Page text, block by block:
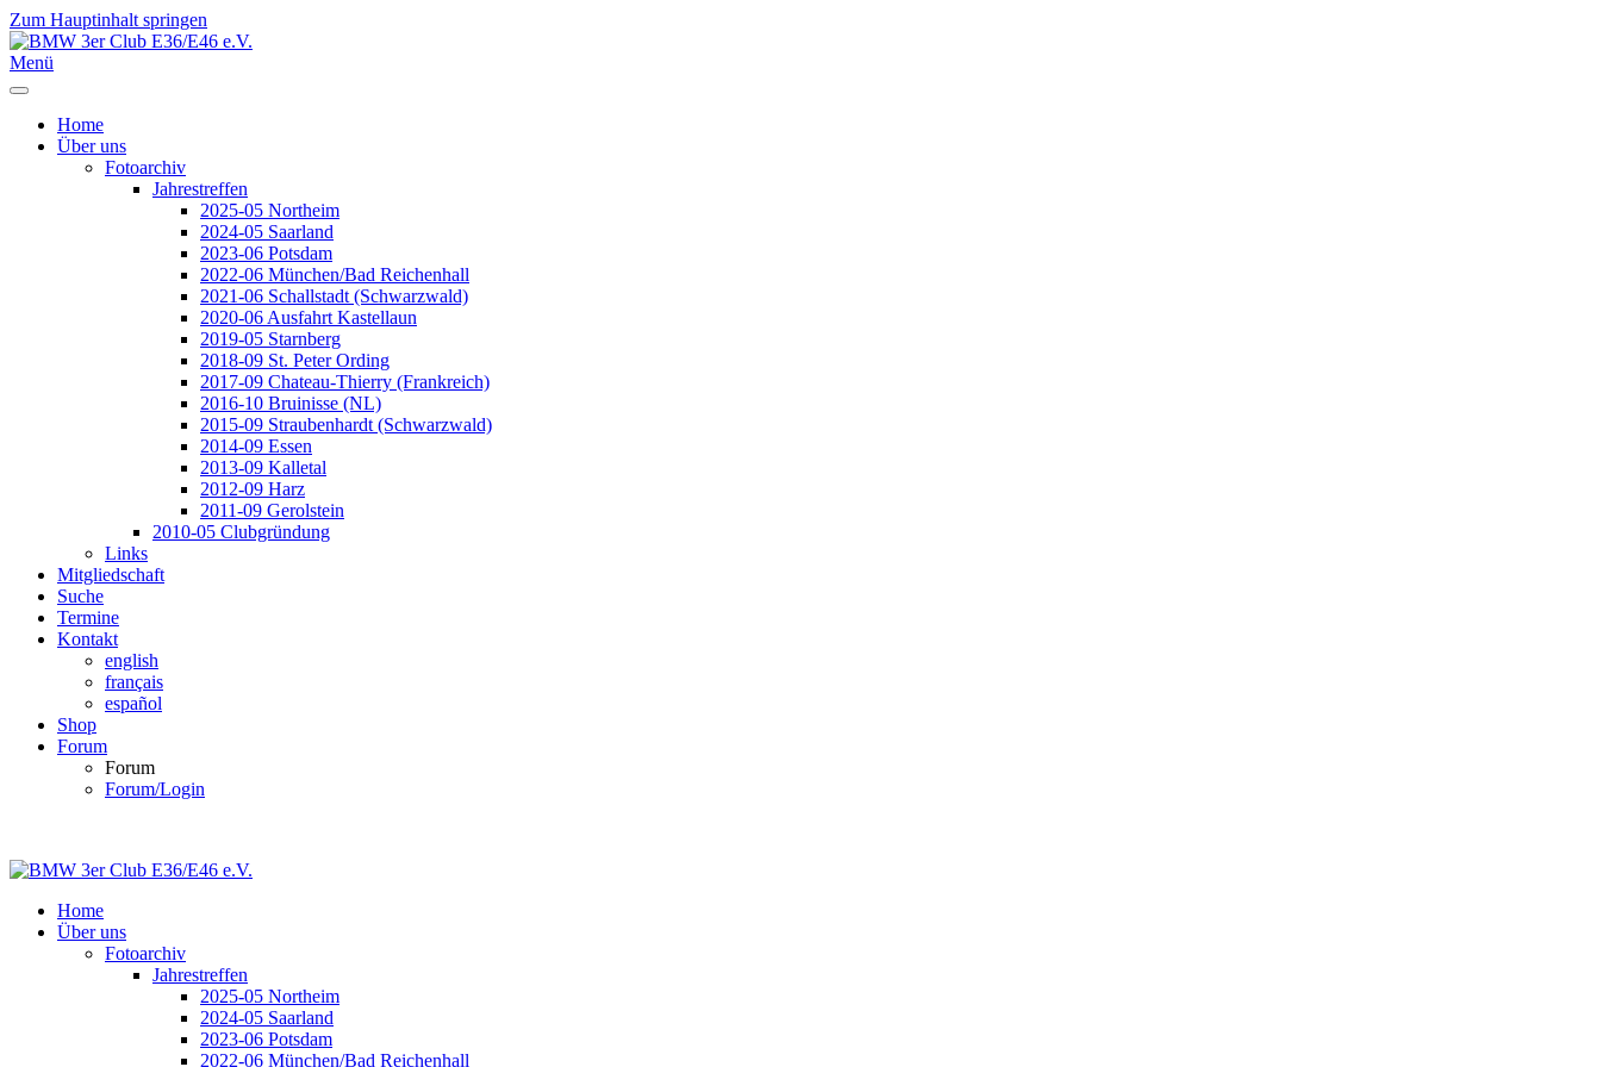
Zum Hauptinhalt springen
Menü
Home
Über uns
Fotoarchiv
Jahrestreffen
2025-05 Northeim
2024-05 Saarland
2023-06 Potsdam
2022-06 München/Bad Reichenhall
2021-06 Schallstadt (Schwarzwald)
2020-06 Ausfahrt Kastellaun
2019-05 Starnberg
2018-09 St. Peter Ording
2017-09 Chateau-Thierry (Frankreich)
2016-10 Bruinisse (NL)
2015-09 Straubenhardt (Schwarzwald)
2014-09 Essen
2013-09 Kalletal
2012-09 Harz
2011-09 Gerolstein
2010-05 Clubgründung
Links
Mitgliedschaft
Suche
Termine
Kontakt
english
français
español
Shop
Forum
Forum
Forum/Login
Home
Über uns
Fotoarchiv
Jahrestreffen
2025-05 Northeim
2024-05 Saarland
2023-06 Potsdam
2022-06 München/Bad Reichenhall
Jahr
Monat
Jahr
Monat